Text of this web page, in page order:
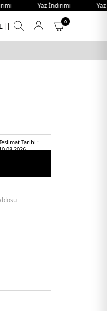
İndirimi -
0
Tarihi :